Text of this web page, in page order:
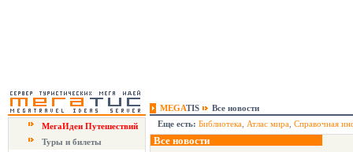
MEGATIS
Все новости
МегаИдеи Путешествий
Туры и билеты
Еще есть: Библиотека Атлас мира Справочная
Все новости